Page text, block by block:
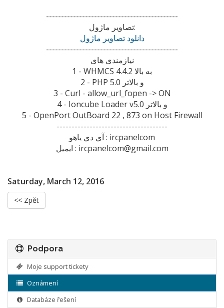
--------------------------------------------
تصاوير ماژول:
دانلود تصاوير ماژول
--------------------------------------------
نیازمندی های
1 - WHMCS 4.4.2 به بالا
2 - PHP 5.0 و بالاتر
3 - Curl - allow_url_fopen -> ON
4 - Ioncube Loader v5.0 و بالاتر
5 - OpenPort OutBoard 22 , 873 on Host Firewall
-------------------------------------
آي دي ياهو : ircpanelcom
ايميل : ircpanelcom@gmail.com
Saturday, March 12, 2016
<< Zpět
Podpora
Moje support tickety
Oznámení
Databáze řešení